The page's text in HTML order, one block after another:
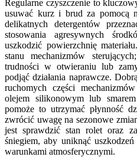
Regularne czyszczenie to
usuwać kurz i brud za pomocą
delikatnych detergentów
stosowania agresywnych
uszkodzić powierzchnię
stanu mechanizmów
trudności w otwieraniu lub
podjąć działania naprawcze.
ruchomych części
olejem silikonowym lub
pomoże to utrzymać płynność
zwrócić uwagę na sezonowe
jest sprawdzić stan rolet oraz
śniegiem, aby uniknąć
warunkami atmosferycznymi.